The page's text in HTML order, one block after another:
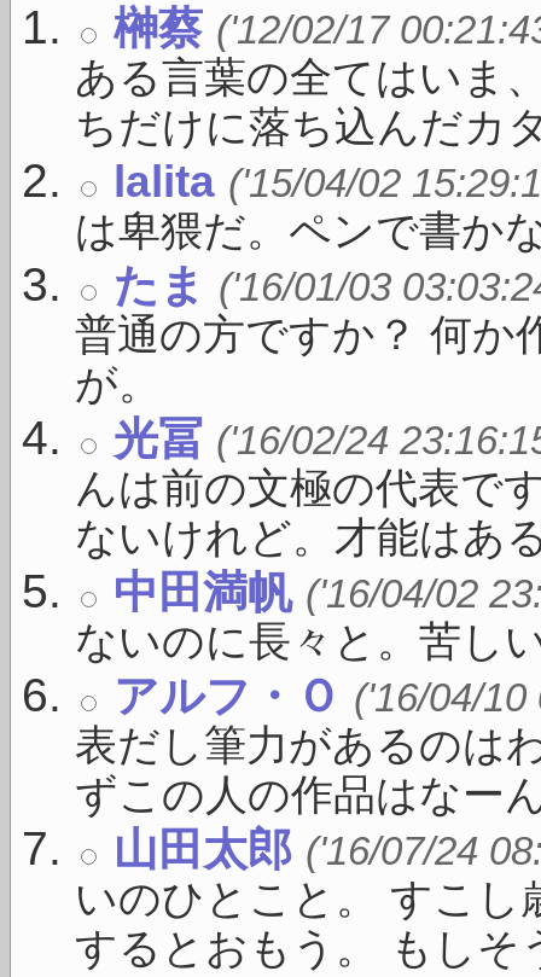
榊蔡 ('12/02/17
ある言葉の全てはいま
ちだけに落ち込んだカ
lalita ('15/04/02
は卑猥だ。ペンで書か
たま ('16/01/03
普通の方ですか？ 何か
が。
光冨 ('16/02/24
んは前の文極の代表で
ないけれど。才能はあ
中田満帆 ('16/04/02
ないのに長々と。苦し
アルフ・Ｏ ('16/04/10
表だし筆力があるのは
ずこの人の作品はなー
山田太郎 ('16/07/24
いのひとこと。 すこ
するとおもう。 もしそ